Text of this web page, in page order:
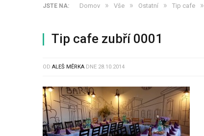
JSTE NA: Domov » Vše » Ostatní » Tip cafe »
Tip cafe zubří 0001
OD ALEŠ MĚRKA DNE 28.10.2014